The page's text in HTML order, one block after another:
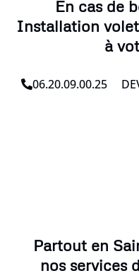
En cas de
Installation
à
06.20.09.00.25
Partout en
nos services